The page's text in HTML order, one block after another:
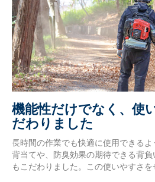
機能性だけでなく、使
だわりました
長時間の作業でも快適に使用できる
背当てや、防臭効果の期待できる背
もこだわりました。この使いやすさを